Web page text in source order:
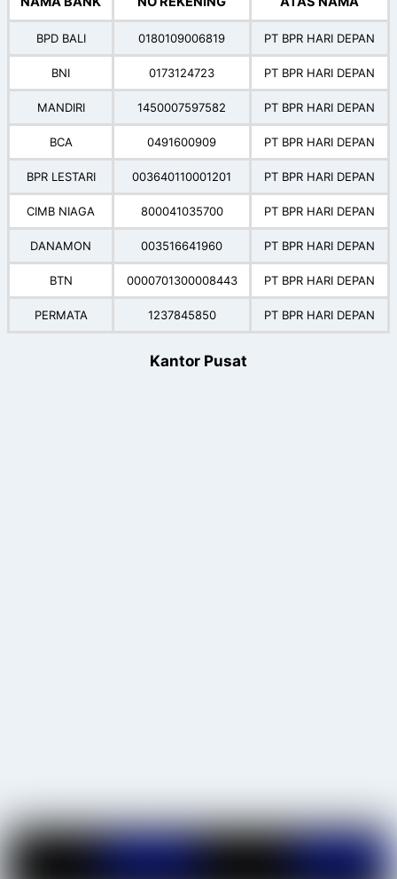
BPD BALI 0180109006819 PT BPR HARI DEPAN
BNI 0173124723 PT BPR HARI DEPAN
MANDIRI 1450007597582 PT BPR HARI DEPAN
BCA 0491600909 PT BPR HARI DEPAN
BPR LESTARI 003640110001201 PT BPR HARI DEPAN
CIMB NIAGA 800041035700 PT BPR HARI DEPAN
DANAMON 003516641960 PT BPR HARI DEPAN
BTN 0000701300008443 PT BPR HARI DEPAN
PERMATA 1237845850 PT BPR HARI DEPAN
Kantor Pusat